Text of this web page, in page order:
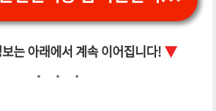
는 아래에서 계속 이어집니다! ▼